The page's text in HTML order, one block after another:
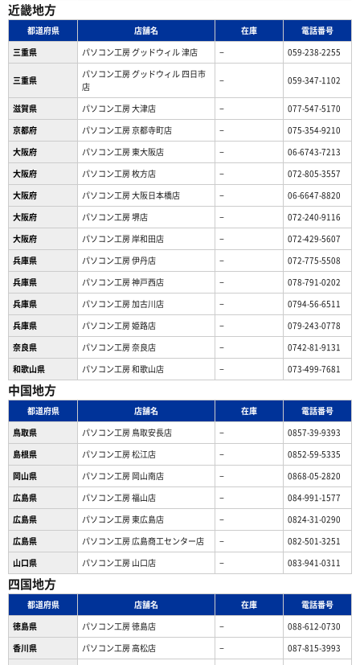
近畿地方
都道府県 店舗名 在庫
電話番号
三重県
パソコン工房 グッドウィル 津店 − 059-238-2255
三重県
パソコン工房 グッドウィル 四日市
店
− 059-347-1102
滋賀県 パソコン工房 大津店 −
077-547-5170
京都府
パソコン工房 京都寺町店 −
075-354-9210
大阪府
パソコン工房 東大阪店 −
06-6743-7213
大阪府
パソコン工房 枚方店 −
072-805-3557
大阪府
パソコン工房 大阪日本橋店 −
06-6647-8820
大阪府
パソコン工房 堺店 −
072-240-9116
大阪府
パソコン工房 岸和田店 −
072-429-5607
兵庫県
パソコン工房 伊丹店 −
072-775-5508
兵庫県
パソコン工房 神戸西店 −
078-791-0202
兵庫県
パソコン工房 加古川店 −
0794-56-6511
兵庫県
パソコン工房 姫路店 −
079-243-0778
奈良県
パソコン工房 奈良店 −
0742-81-9131
和歌山県
パソコン工房 和歌山店 − 073-499-7681
中国地方
都道府県 店舗名 在庫
電話番号
鳥取県
パソコン工房 鳥取安長店 −
0857-39-9393
島根県
パソコン工房 松江店 −
0852-59-5335
岡山県
パソコン工房 岡山南店 −
0868-05-2820
広島県
パソコン工房 福山店 −
084-991-1577
広島県
パソコン工房 東広島店 −
0824-31-0290
広島県
パソコン工房 広島商工センター店 −
082-501-3251
山口県
パソコン工房 山口店 − 083-941-0311
四国地方
都道府県 店舗名 在庫
電話番号
徳島県
パソコン工房 徳島店 −
088-612-0730
香川県
パソコン工房 高松店 −
087-815-3993